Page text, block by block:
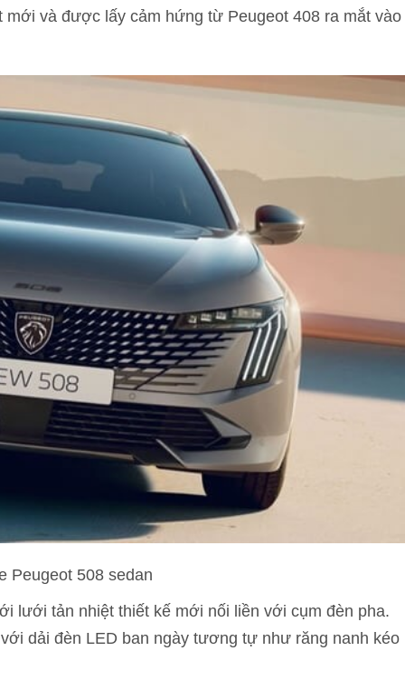
mới và được lấy cảm hứng từ Peugeot 408 ra mắt vào
Peugeot 508 sedan
lưới tản nhiệt thiết kế mới nối liền với cụm đèn pha.
dải đèn LED ban ngày tương tự như răng nanh kéo